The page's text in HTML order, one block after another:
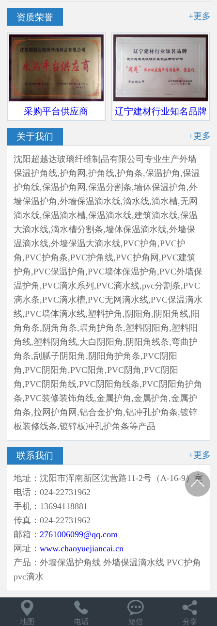
资质荣誉 +更多
采购平台供应商 辽宁建材行业知名品牌
关于我们 +更多
沈阳超越达玻璃纤维制品有限公司专业生产外墙
保温护角线,护角网,护角线,护角条,保温护角,保温
护角线,保温护角网,保温分割条,墙体保温护角,外
墙保温护角,外墙保温滴水线,滴水线,滴水槽,无网
滴水线,保温滴水槽,保温滴水线,建筑滴水线,保温
大滴水线,滴水槽分割条,墙体保温滴水线,外墙保
温滴水线,外墙保温大滴水线,PVC护角,PVC护
角,PVC护角条,PVC护角线,PVC护角网,PVC建筑
护角,PVC保温护角,PVC墙体保温护角,PVC外墙保
温护角,PVC滴水系列,PVC滴水线,pvc分割条,PVC
滴水条,PVC滴水槽,PVC无网滴水线,PVC保温滴水
线,PVC墙体滴水线,塑料护角,阴阳角,阴阳角线,阳
角角条,阴角角条,墙角护角条,塑料阴阳角,塑料阳
角线,塑料阴角线,大白阴阳角,阴阳角线条,弯曲护
角条,刮腻子阴阳角,阴阳角护角条,PVC阴阳
角,PVC阴阳角,PVC阳角,PVC阴角,PVC阴阳
角,PVC阴阳角线,PVC阴阳角线条,PVC阴阳角护角
条,PVC装修装饰角线,金属护角,金属护角,金属护
角条,拉网护角网,铝合金护角,铝冲孔护角条,镀锌
板装修线条,镀锌板冲孔护角条等产品
联系我们 +更多
地址：沈阳市浑南新区沈营路11-2号（A-16-9）室
电话：024-22731962
手机：13694118881
传真：024-22731962
邮箱：2761006099@qq.com
网址：www.chaoyuejiancai.cn
产品：外墙保温护角线 外墙保温滴水线 PVC护角
pvc滴水

地图

电话

短信

分享